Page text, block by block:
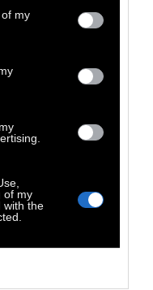
my
of my
with the
αυτό να
διάρκεια τους
Ο λόγος
Από την μία